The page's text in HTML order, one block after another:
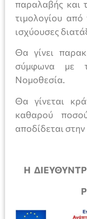
παραλαβής και
τιμολογίου
ισχύουσες
Θα γίνει
σύμφωνα με
Νομοθεσία.
Θα γίνεται
καθαρού
αποδίδεται
Η